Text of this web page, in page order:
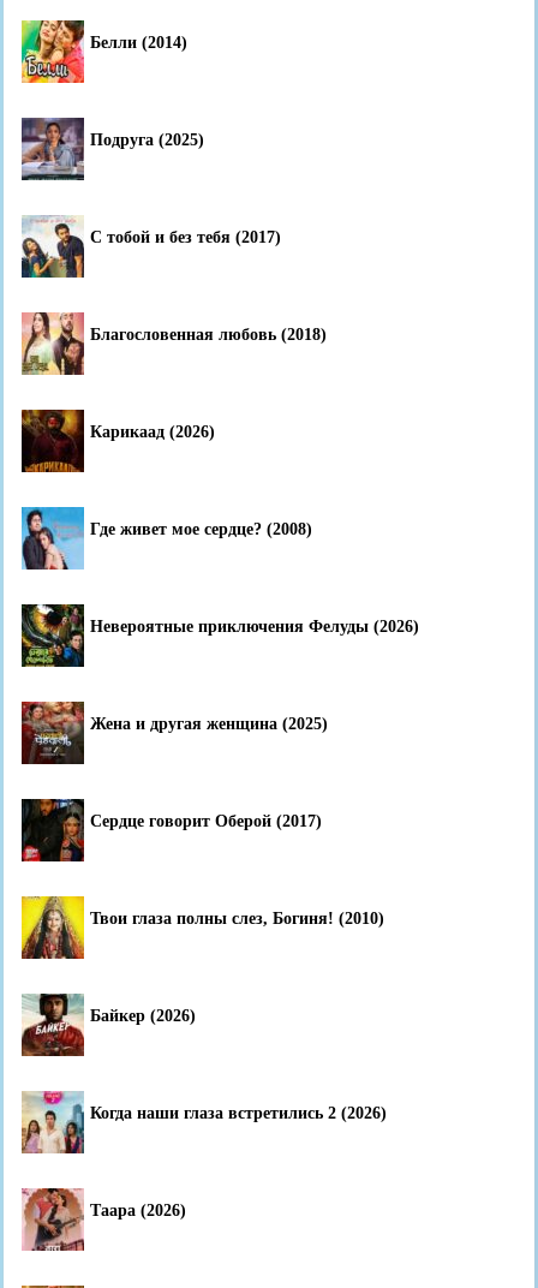
Белли (2014)
Подруга (2025)
С тобой и без тебя (2017)
Благословенная любовь (2018)
Карикаад (2026)
Где живет мое сердце? (2008)
Невероятные приключения Фелуды (2026)
Жена и другая женщина (2025)
Сердце говорит Оберой (2017)
Твои глаза полны слез, Богиня! (2010)
Байкер (2026)
Когда наши глаза встретились 2 (2026)
Таара (2026)